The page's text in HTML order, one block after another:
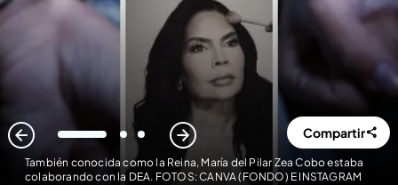
También conocida como la Reina, María del Pilar Zea Cobo estaba
colaborando con la DEA. FOTOS: CANVA (FONDO) E INSTAGRAM
1 2 3 Compartir